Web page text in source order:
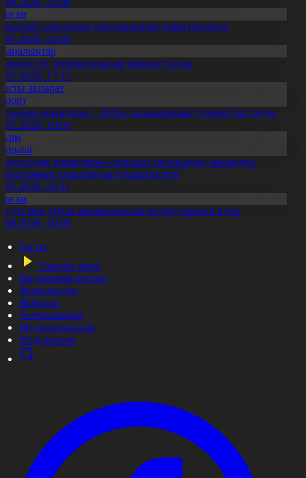
сайлауына үміткерлердің тізімі бекітілді
20:03
теміржолшылар марапатталды
17:15
ақпарат
ойындары – 2026» халықаралық турнирі басталды
10:01
ұрпақтары» грантын тағайындау жөніндегі
қорытынды отырысы өтті
20:11
еті мен тауық жұмыртқасын өндіру қарқын алды
10:05
Басты
Тікелей эфир
Бағдарлама кестесі
Жаңалықтар
Жобалар
Телехикаялар
Мультсериалдар
Видеоархив